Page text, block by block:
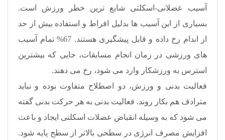
آسیب عضلانی-اسکلتی شایع ترین خطر ورزش است.
بسیاری از این آسیب ها بدلیل افراط و استفاده بیش از حد
از اندام رخ داده و قابل پیشگیری هستند. 67% تمام آسیب
های ورزشی در زمان انجام مسابقات، جایی که بیشترین
استرس به ورزشکار وارد می شود، رخ می دهند.
فعالیت بدنی و ورزش، دو اصطلاح متفاوت بوده و نباید
مترادف هم بکار روند. فعالیت بدنی به هر حرکت بدنی گفته
می شود که به وسیله انقباض عضلات اسکلتی ایجاد و باعث
افزایش مصرف انرژی در سطحی بالاتر از سطح پایه شود.